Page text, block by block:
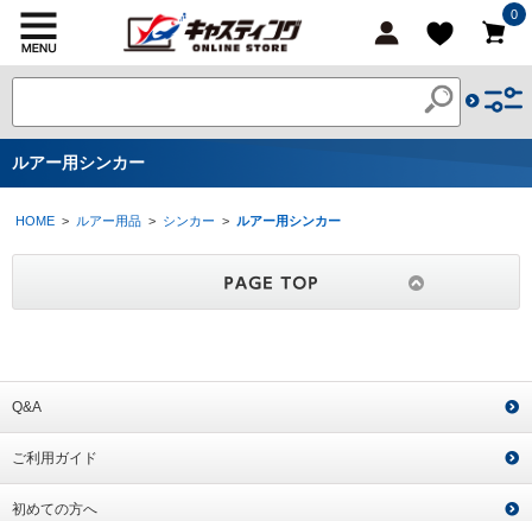
0
ルアー用シンカー
HOME > ルアー用品 > シンカー > ルアー用シンカー
Q&A
ご利用ガイド
初めての方へ